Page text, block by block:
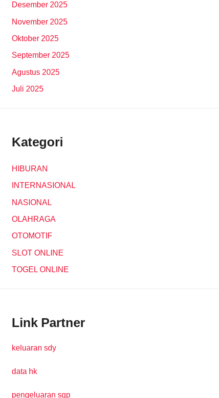
Desember 2025
November 2025
Oktober 2025
September 2025
Agustus 2025
Juli 2025
Kategori
HIBURAN
INTERNASIONAL
NASIONAL
OLAHRAGA
OTOMOTIF
SLOT ONLINE
TOGEL ONLINE
Link Partner
keluaran sdy
data hk
pengeluaran sgp